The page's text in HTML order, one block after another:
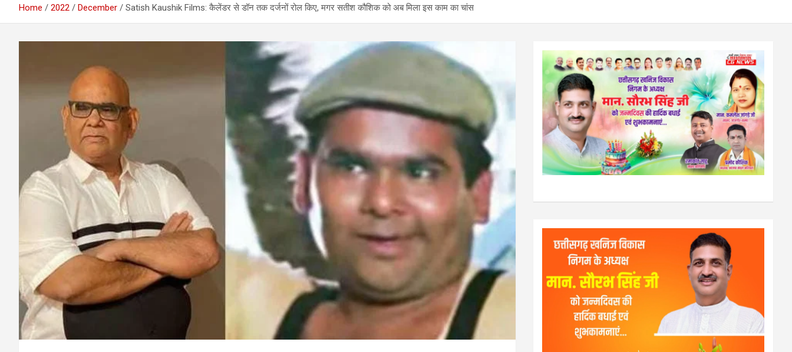
Home 2022 December Satish Kaushik Films: कैलेंडर से डॉन तक दर्जनों रोल किए, मगर सतीश कौशिक को अब मिला इस काम का चांस